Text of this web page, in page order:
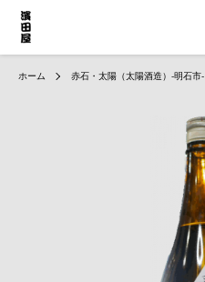
ホーム 赤石・太陽（太陽酒造）-明石市-